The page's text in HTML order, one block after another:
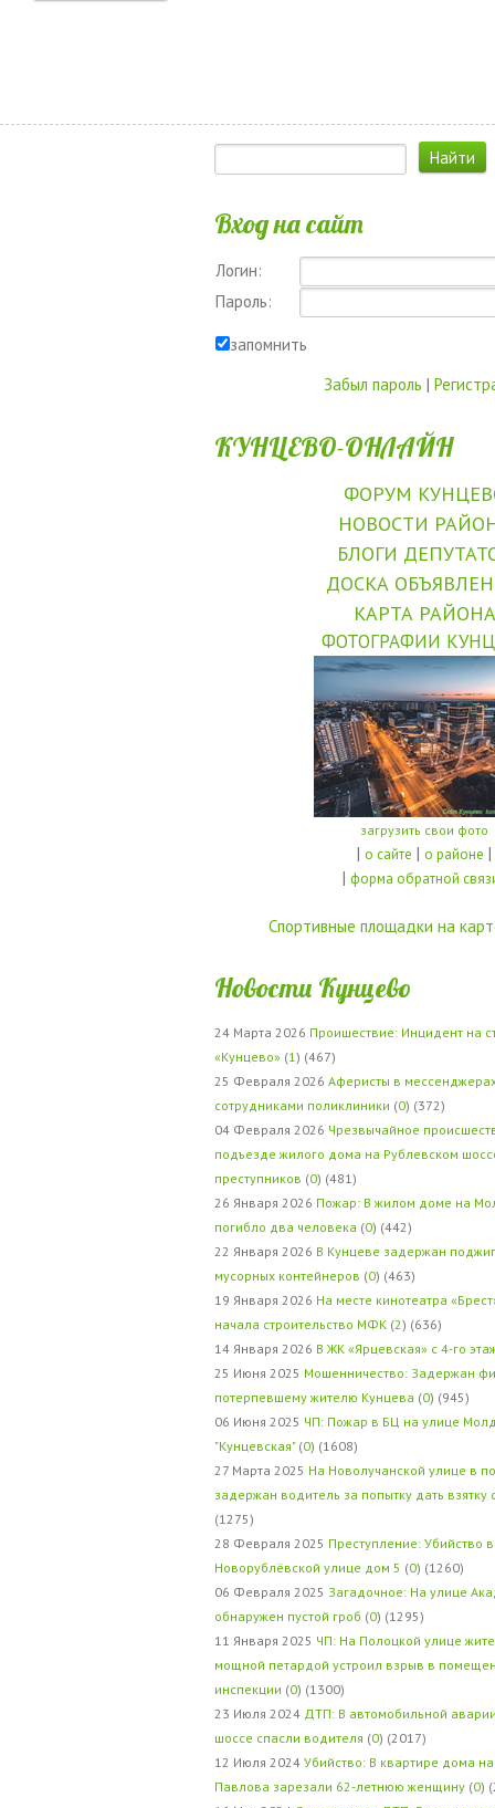
Вход на сайт
Логин:
Пароль:
запомнить
Забыл пароль |
КУНЦЕВО-ОНЛАЙН
ФОРУМ
НОВОСТИ
БЛОГИ
ДОСКА
КАРТА РАЙОНА
ФОТОГРАФИИ
загрузить свои фото
| о сайте | о районе |
| форма обратной
Спортивные площадки на
Новости Кунцево
24 Марта 2026 Проишествие: Инцидент на
«Кунцево» (1 ) (467)
25 Февраля 2026 Аферисты в
сотрудниками поликлиники (0) (372)
04 Февраля 2026 Чрезвычайное
подъезде жилого дома на Рублевском
преступников (0) (481)
26 Января 2026 Пожар: В жилом доме на
погибло два человека (0) (442)
22 Января 2026 В Кунцеве задержан
мусорных контейнеров (0) (463)
19 Января 2026 На месте кинотеатра
начала строительство МФК (2) (636)
14 Января 2026 В ЖК «Ярцевская» с 4-го
25 Июня 2025 Мошенничество: Задержан
потерпевшему жителю Кунцева (0) (945)
06 Июня 2025 ЧП: Пожар в БЦ на улице
"Кунцевская" (0) (1608)
27 Марта 2025 На Новолучанской улице в
задержан водитель за попытку дать
(1275)
28 Февраля 2025 Преступление: Убийство
Новорублёвской улице дом 5 (0) (1260)
06 Февраля 2025 Загадочное: На улице
обнаружен пустой гроб (0) (1295)
11 Января 2025 ЧП: На Полоцкой улице
мощной петардой устроил взрыв в
инспекции (0) (1300)
23 Июля 2024 ДТП: В автомобильной
шоссе спасли водителя (0) (2017)
12 Июля 2024 Убийство: В квартире дома
Павлова зарезали 62-летнюю женщину (0)